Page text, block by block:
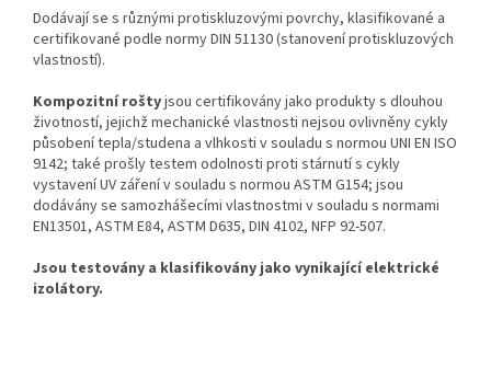
Dodávají se s různými protiskluzovými povrchy, klasifikované a
certifikované podle normy DIN 51130 (stanovení protiskluzových
vlastností).
Kompozitní roštyjsou certifikovány jako produkty s dlouhou
životností, jejichž mechanické vlastnosti nejsou ovlivněny cykly
působení tepla/studena a vlhkosti v souladu s normou UNI EN ISO
9142; také prošly testem odolnosti proti stárnutí s cykly
vystavení UV zářenív souladu s normou ASTM G154; jsou
dodávány se samozhášecími vlastnostmi v souladu s normami
EN13501, ASTM E84, ASTM D635, DIN 4102, NFP 92-507.
Jsou testovány a klasifikovány jako vynikající elektrické
izolátory.